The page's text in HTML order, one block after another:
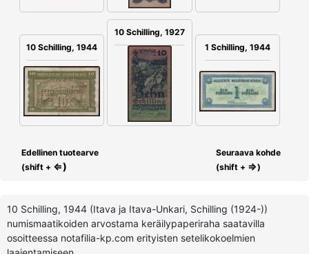
10 Schilling, 1944
10 Schilling, 1927
1 Schilling, 1944
Edellinen tuotearve
(shift + ⇐)
Seuraava kohde
(shift + ⇒)
10 Schilling, 1944 (Itava ja Itava-Unkari, Schilling (1924-))
numismaatikoiden arvostama keräilypaperiraha saatavilla
osoitteessa notafilia-kp.com erityisten setelikokoelmien